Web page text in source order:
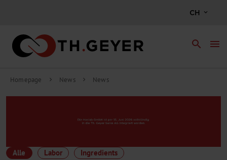
CH
search menu
Homepage chevron_right News chevron_right News
Alle Labor Ingredients